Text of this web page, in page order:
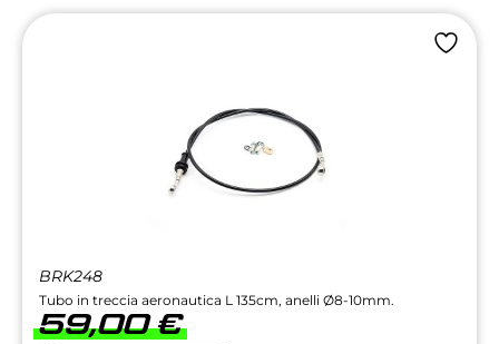
BRK248
Tubo in treccia aeronautica L 135cm, anelli Ø8-10mm.
59,00€